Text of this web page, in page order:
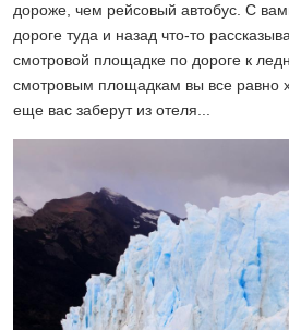
дороже, чем рейсовый автобус. С
дороге туда и назад что-то
смотровой площадке по дороге к
смотровым площадкам вы все равно
еще вас заберут из отеля...